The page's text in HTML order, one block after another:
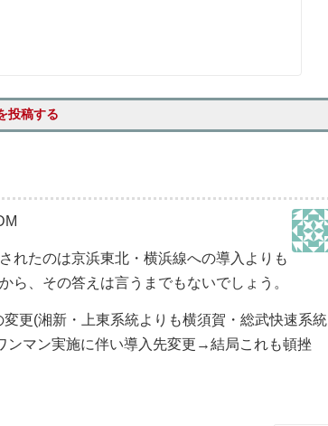
投稿する
れたのは京浜東北・横浜線への導入よりも
、その答えは言うまでもないでしょう。
更(湘新・上東系統よりも横須賀・総武快速系統
ンマン実施に伴い導入先変更→結局これも頓挫